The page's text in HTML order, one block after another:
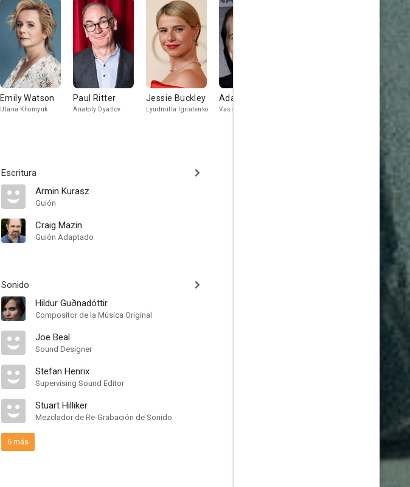
Emily Watson
Ulana Khomyuk
Paul Ritter
Anatoly Dyatlov
Jessie Buckley
Lyudmilla Ignatenko
Adam Nagaitis
Vasily Ignatenko
Escritura
Armin Kurasz
Guión
Craig Mazin
Guión Adaptado
Sonido
Hildur Guðnadóttir
Compositor de la Música Original
Joe Beal
Sound Designer
Stefan Henrix
Supervising Sound Editor
Stuart Hilliker
Mezclador de Re-Grabación de Sonido
6 más